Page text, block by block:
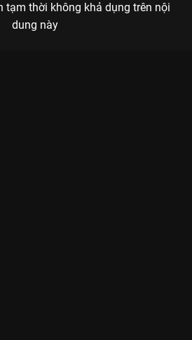
tạm thời không khả dụng trên nội
dung này